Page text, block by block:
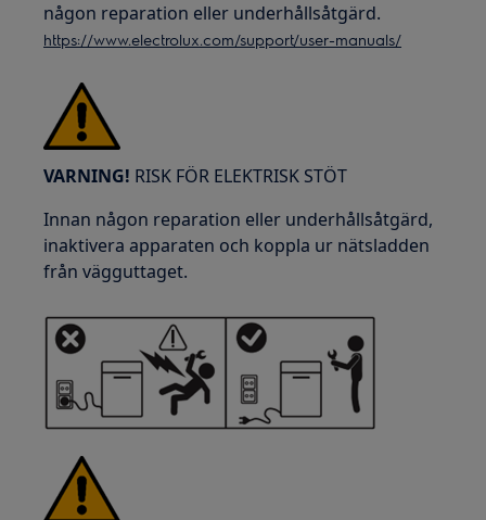
någon reparation eller underhållsåtgärd.
https://www.electrolux.com/support/user-manuals/
VARNING! RISK FÖR ELEKTRISK STÖT
Innan någon reparation eller underhållsåtgärd,
inaktivera apparaten och koppla ur nätsladden
från vägguttaget.